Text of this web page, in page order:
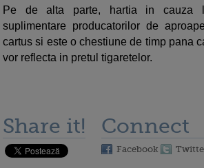
Pe de alta parte, hartia in cauza
suplimentare producatorilor de
cartus si este o chestiune de timp pana
vor reflecta in pretul tigaretelor.
Share it! Connect
Facebook